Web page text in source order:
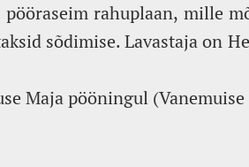
rahuplaan, mille
sõdimise. Lavastaja on
Maja pööningul (Vanemuise